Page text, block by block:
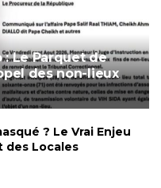
: Le Parquet de
des non-lieux
? Le Vrai Enjeu
des Locales